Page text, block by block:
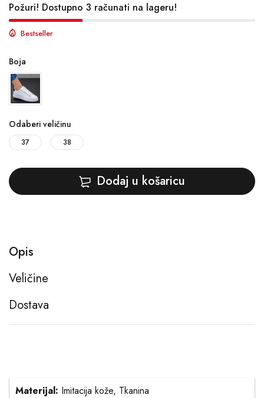
Požuri! Dostupno 3 računati na lageru!
Bestseller
Boja
Odaberi veličinu
37 38
Dodaj u košaricu
Opis
Veličine
Dostava
Materijal: Imitacija kože, Tkanina